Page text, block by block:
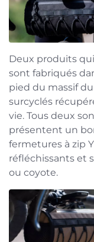
Deux produits
sont fabriqués
pied du massif du
surcyclés
vie. Tous deux
présentent un
fermetures à zip
réfléchissants et
ou coyote.